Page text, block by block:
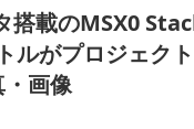
搭載のMSX0
ルがプロジェク
画像